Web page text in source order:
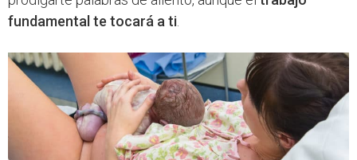
fundamental te tocará a ti